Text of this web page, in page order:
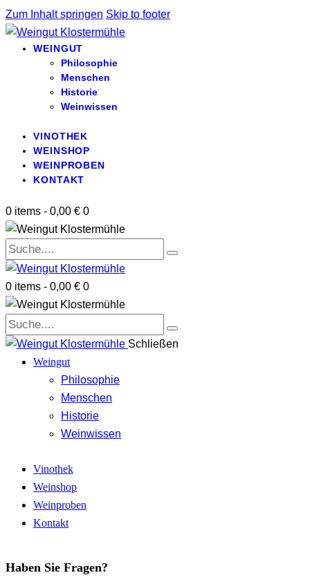
Zum Inhalt springen Skip to footer
WEINGUT
Philosophie
Menschen
Historie
Weinwissen
VINOTHEK
WEINSHOP
WEINPROBEN
KONTAKT
0 items - 0,00 € 0
0 items - 0,00 € 0
Schließen
Weingut
Philosophie
Menschen
Historie
Weinwissen
Vinothek
Weinshop
Weinproben
Kontakt
Haben Sie Fragen?